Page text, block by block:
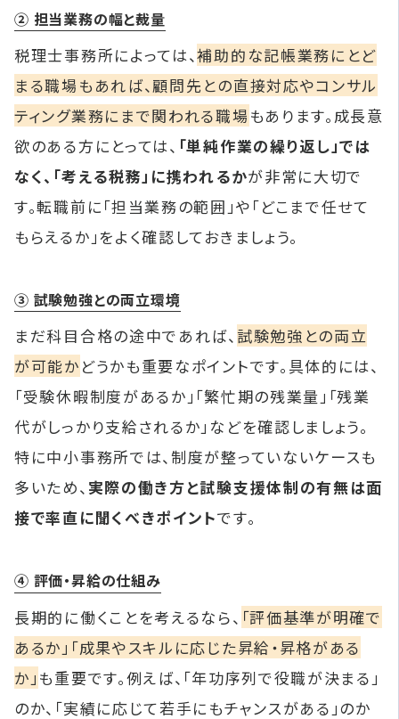
② 担当業務の幅と裁量
税理士事務所によっては、補助的な記帳業務にとど
まる職場もあれば、顧問先との直接対応やコンサル
ティング業務にまで関われる職場 もあります。成長意
欲のある方にとっては、 「単純作業の繰り返し」では
なく、「考える税務」に携われるかが非常に大切で
す。転職前に「担当業務の範囲」や「どこまで任せて
もらえるか」をよく確認しておきましょう。
③ 試験勉強との両立環境
まだ科目合格の途中であれば、 試験勉強との両立
が可能か どうかも重要なポイントです。具体的には、
「受験休暇制度があるか」「繁忙期の残業量」「残業
代がしっかり支給されるか」などを確認しましょう。
特に中小事務所では、制度が整っていないケースも
多いため、 実際の働き方と試験支援体制の有無は面
接で率直に聞くべきポイントです。
④ 評価・昇給の仕組み
長期的に働くことを考えるなら、 「評価基準が明確で
あるか」「成果やスキルに応じた昇給・昇格がある
か」 も重要です。例えば、「年功序列で役職が決まる」
のか、「実績に応じて若手にもチャンスがある」のか